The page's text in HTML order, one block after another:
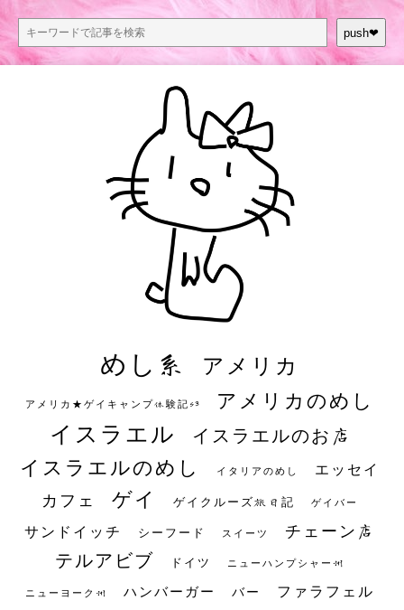
push❤︎
めし系 アメリカ
アメリカ★ゲイキャンプ体験記S3 アメリカのめし
イスラエル イスラエルのお店
イスラエルのめし イタリアのめし エッセイ
カフェ ゲイ ゲイクルーズ旅日記 ゲイバー
サンドイッチ シーフード スイーツ チェーン店
テルアビブ ドイツ ニューハンプシャー州
ニューヨーク州 ハンバーガー バー ファラフェル